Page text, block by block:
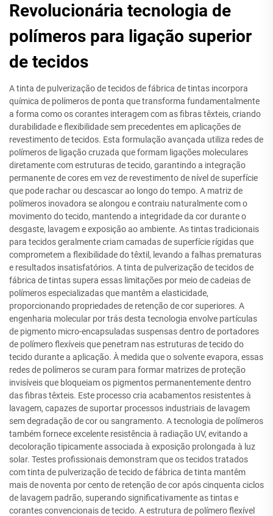
Revolucionária tecnologia de
polímeros para ligação superior
de tecidos
A tinta de pulverização de tecidos de fábrica de tintas incorpora
química de polímeros de ponta que transforma fundamentalmente
a forma como os corantes interagem com as fibras têxteis, criando
durabilidade e flexibilidade sem precedentes em aplicações de
revestimento de tecidos. Esta formulação avançada utiliza redes de
polímeros de ligação cruzada que formam ligações moleculares
diretamente com estruturas de tecido, garantindo a integração
permanente de cores em vez de revestimento de nível de superfície
que pode rachar ou descascar ao longo do tempo. A matriz de
polímeros inovadora se alongou e contraiu naturalmente com o
movimento do tecido, mantendo a integridade da cor durante o
desgaste, lavagem e exposição ao ambiente. As tintas tradicionais
para tecidos geralmente criam camadas de superfície rígidas que
comprometem a flexibilidade do têxtil, levando a falhas prematuras
e resultados insatisfatórios. A tinta de pulverização de tecidos de
fábrica de tintas supera essas limitações por meio de cadeias de
polímeros especializadas que mantêm a elasticidade,
proporcionando propriedades de retenção de cor superiores. A
engenharia molecular por trás desta tecnologia envolve partículas
de pigmento micro-encapsuladas suspensas dentro de portadores
de polímero flexíveis que penetram nas estruturas de tecido do
tecido durante a aplicação. À medida que o solvente evapora, essas
redes de polímeros se curam para formar matrizes de proteção
invisíveis que bloqueiam os pigmentos permanentemente dentro
das fibras têxteis. Este processo cria acabamentos resistentes à
lavagem, capazes de suportar processos industriais de lavagem
sem degradação de cor ou sangramento. A tecnologia de polímeros
também fornece excelente resistência à radiação UV, evitando a
decoloração tipicamente associada à exposição prolongada à luz
solar. Testes profissionais demonstram que os tecidos tratados
com tinta de pulverização de tecido de fábrica de tinta mantêm
mais de noventa por cento de retenção de cor após cinquenta ciclos
de lavagem padrão, superando significativamente as tintas e
corantes convencionais de tecido. A estrutura de polímero flexível